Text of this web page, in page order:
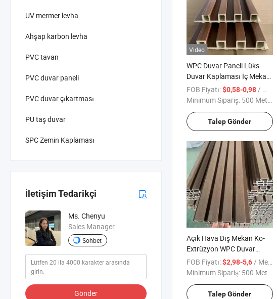
Video
WPC Duvar Paneli Lüks
Duvar Kaplaması İç Mekan
Flütlü Duvar Paneli Ahşap
Kaplama
FOB Fiyatı:$0,58-0,98 / Metre
Minimum Sipariş: 500 Metre
Talep Gönder
Açık Hava Dış Mekan Ko-
Extrüzyon WPC Duvar
Kaplaması Ahşap Desenli
PVC Duvar Paneli
FOB Fiyatı:$2,98-5,6 / Metre
Minimum Sipariş: 500 Metre
Talep Gönder
UV mermer levha
Ahşap karbon levha
PVC tavan
PVC duvar paneli
PVC duvar çıkartması
PU taş duvar
SPC Zemin Kaplaması
İletişim Tedarikçi
Ms. Chenyu
Sales Manager
Sohbet
Gönder